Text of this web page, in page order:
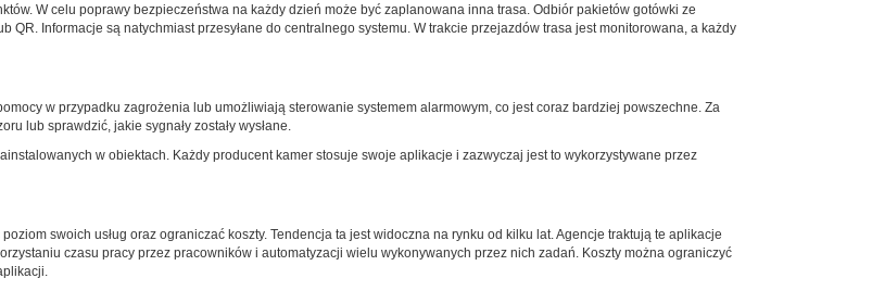
W celu poprawy bezpieczeństwa na każdy dzień może być zaplanowana inna trasa. Odbiór pakietów gotówki ze
QR. Informacje są natychmiast przesyłane do centralnego systemu. W trakcie przejazdów trasa jest monitorowana, a każdy
w przypadku zagrożenia lub umożliwiają sterowanie systemem alarmowym, co jest coraz bardziej powszechne. Za
lub sprawdzić, jakie sygnały zostały wysłane.
w obiektach. Każdy producent kamer stosuje swoje aplikacje i zazwyczaj jest to wykorzystywane przez
swoich usług oraz ograniczać koszty. Tendencja ta jest widoczna na rynku od kilku lat. Agencje traktują te aplikacje
czasu pracy przez pracowników i automatyzacji wielu wykonywanych przez nich zadań. Koszty można ograniczyć